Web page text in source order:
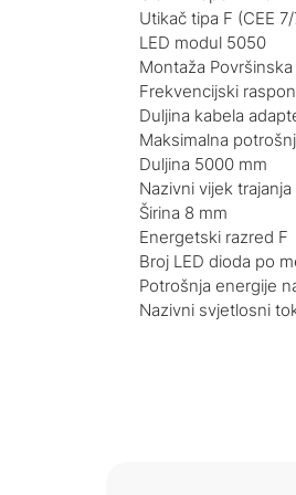
Utikač tipa F (CEE 7/
LED modul 5050
Montaža
Frekvencijski
Duljina kabela
Maksimalna
Duljina 5000 mm
Nazivni vijek
Širina 8 mm
Energetski razred F
Broj LED dioda po
Potrošnja energije
Nazivni svjetlosni